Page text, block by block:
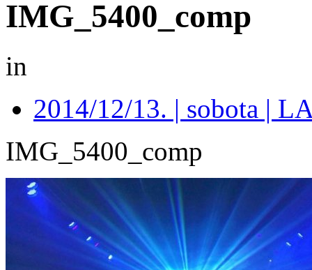
IMG_5400_comp
in
2014/12/13. | sobota |
IMG_5400_comp